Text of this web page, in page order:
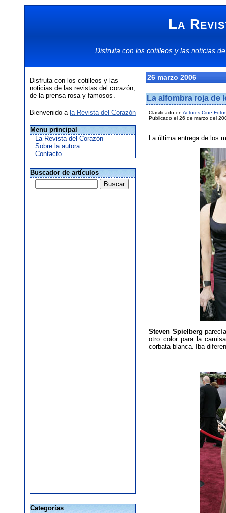
La
Disfruta con los cotilleosy las noticias
Disfruta con los cotilleos y las
noticias de las revistas del corazón,
de la prensa rosa y famosos.
Bienvenido a la Revista del Corazón
Menu principal
La Revista del Corazón
Sobre la autora
Contacto
Buscador de artículos
Categorías
26 marzo 2006
La alfombra roja de
Clasificado en Actores Cine
Publicado el 26 de marzo del
La última entrega de los
Steven Spielberg
otro color para la
corbata blanca. Iba